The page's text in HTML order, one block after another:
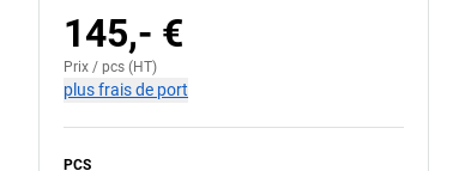
145,- €
Prix / pcs (HT)
plus frais de port
PCS